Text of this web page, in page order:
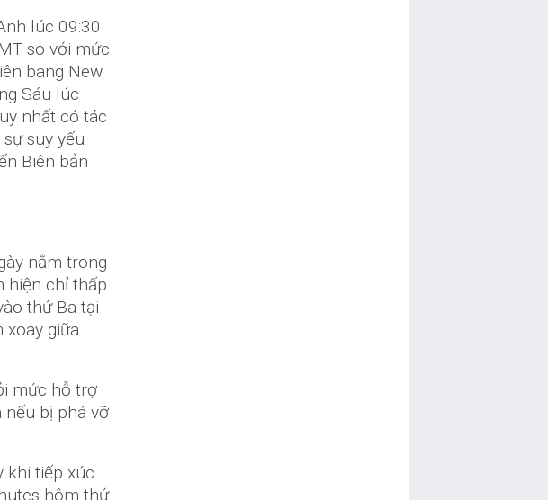
lúc 09:30
so với mức
bang New
Sáu lúc
nhất có tác
suy yếu
Biên bản
nằm trong
hiện chỉ thấp
thứ Ba tại
xoay giữa
mức hỗ trợ
nếu bị phá vỡ
khi tiếp xúc
hôm thứ